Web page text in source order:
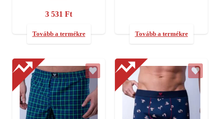
3 531 Ft
Tovább a termékre Tovább a termékre